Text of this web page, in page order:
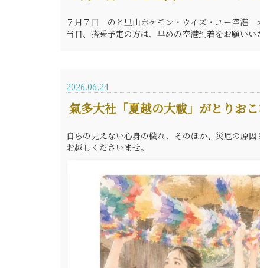
７月７日 のと里山ポケモン・ウイズ・ユー空港
当日、搭乗予定の方は、早めの空港到着をお願いい
2026.06.24
氣多大社「夏越の大祓」がとりお
自らの見えない心身の穢れ、そのほか、災厄の原
お越しくださいませ。